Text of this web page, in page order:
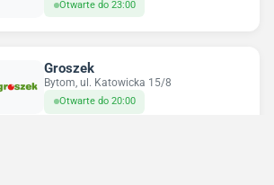
Otwarte do 23:00
Groszek
Bytom, ul. Katowicka 15/8
Otwarte do 20:00